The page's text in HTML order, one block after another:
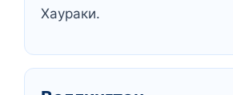
Хаураки.